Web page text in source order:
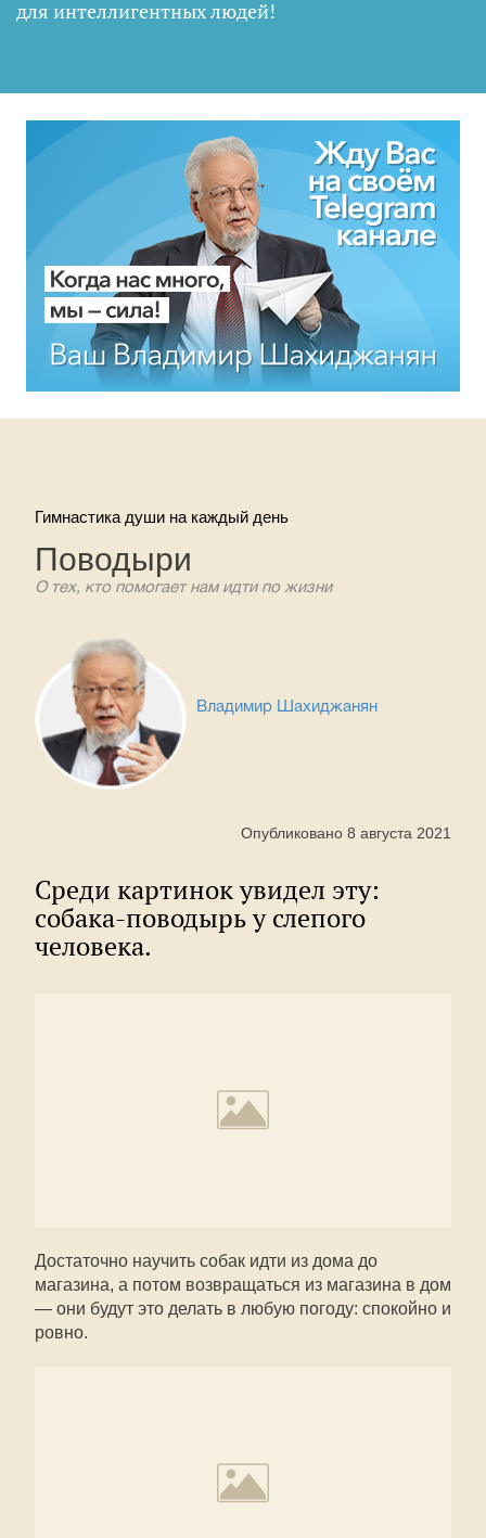
для интеллигентных людей!
Гимнастика души на каждый день
Поводыри
О тех, кто помогает нам идти по жизни
Владимир Шахиджанян
Опубликовано 8 августа 2021
Среди картинок увидел эту:
собака-поводырь у слепого
человека.
Достаточно научить собак идти из дома до
магазина, а потом возвращаться из магазина в дом
— они будут это делать в любую погоду: спокойно и
ровно.